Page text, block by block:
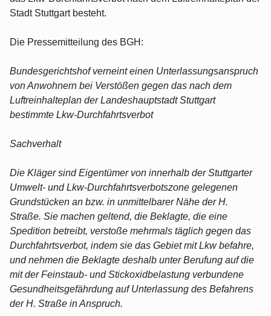
Stadt Stuttgart besteht.
Die Pressemitteilung des BGH:
Bundesgerichtshof verneint einen Unterlassungsanspruch
von Anwohnern bei Verstößen gegen das nach dem
Luftreinhalteplan der Landeshauptstadt Stuttgart
bestimmte Lkw-Durchfahrtsverbot
Sachverhalt
Die Kläger sind Eigentümer von innerhalb der Stuttgarter
Umwelt- und Lkw-Durchfahrtsverbotszone gelegenen
Grundstücken an bzw. in unmittelbarer Nähe der H.
Straße. Sie machen geltend, die Beklagte, die eine
Spedition betreibt, verstoße mehrmals täglich gegen das
Durchfahrtsverbot, indem sie das Gebiet mit Lkw befahre,
und nehmen die Beklagte deshalb unter Berufung auf die
mit der Feinstaub- und Stickoxidbelastung verbundene
Gesundheitsgefährdung auf Unterlassung des Befahrens
der H. Straße in Anspruch.